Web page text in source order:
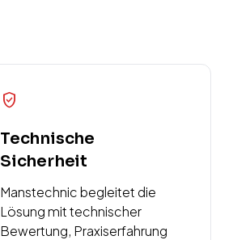
verified_user
Technische
Sicherheit
Manstechnic begleitet die
Lösung mit technischer
Bewertung, Praxiserfahrung